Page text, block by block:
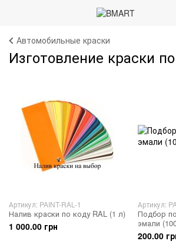
Автомобильные краски
Изготовление краски
Артикул: PAINT-RAL-1
Налив краски по коду RAL (1 л)
1 000.00 грн
Артикул:
Подбор
эмали
200.00